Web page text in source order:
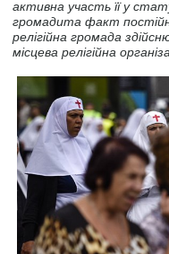
активна участь її у
громадита факт
релігійна громада
місцева релігійна